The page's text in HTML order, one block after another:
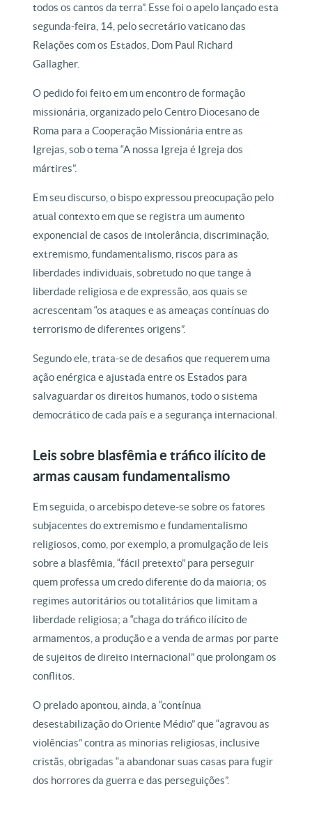
todos os cantos da terra”. Esse foi o apelo lançado esta
segunda-feira, 14, pelo secretário vaticano das
Relações com os Estados, Dom Paul Richard
Gallagher.
O pedido foi feito em um encontro de formação
missionária, organizado pelo Centro Diocesano de
Roma para a Cooperação Missionária entre as
Igrejas, sob o tema “A nossa Igreja é Igreja dos
mártires”.
Em seu discurso, o bispo expressou preocupação pelo
atual contexto em que se registra um aumento
exponencial de casos de intolerância, discriminação,
extremismo, fundamentalismo, riscos para as
liberdades individuais, sobretudo no que tange à
liberdade religiosa e de expressão, aos quais se
acrescentam “os ataques e as ameaças contínuas do
terrorismo de diferentes origens”.
Segundo ele, trata-se de desafios que requerem uma
ação enérgica e ajustada entre os Estados para
salvaguardar os direitos humanos, todo o sistema
democrático de cada país e a segurança internacional.
Leis sobre blasfêmia e tráfico ilícito de
armas causam fundamentalismo
Em seguida, o arcebispo deteve-se sobre os fatores
subjacentes do extremismo e fundamentalismo
religiosos, como, por exemplo, a promulgação de leis
sobre a blasfêmia, “fácil pretexto” para perseguir
quem professa um credo diferente do da maioria; os
regimes autoritários ou totalitários que limitam a
liberdade religiosa; a “chaga do tráfico ilícito de
armamentos, a produção e a venda de armas por parte
de sujeitos de direito internacional” que prolongam os
conflitos.
O prelado apontou, ainda, a “contínua
desestabilização do Oriente Médio” que “agravou as
violências” contra as minorias religiosas, inclusive
cristãs, obrigadas “a abandonar suas casas para fugir
dos horrores da guerra e das perseguições”.